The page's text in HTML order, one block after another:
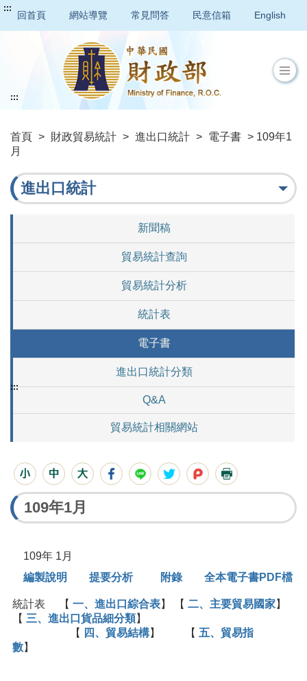
:::
回首頁 網站導覽 常見問答 民意信箱 English
首頁 > 財政貿易統計 > 進出口統計 > 電子書 > 109年1
月
:::
進出口統計
新聞稿
貿易統計查詢
貿易統計分析
統計表
電子書
進出口統計分類
Q&A
貿易統計相關網站
:::
109年1月
109年 1月
編製說明
提要分析 附錄 全本電子書PDF檔
統計表 【 一、進出口綜合表】 【 二、主要貿易國家】
【 三、進出口貨品細分類】
【 四、貿易結構】 【 五、貿易指
數】